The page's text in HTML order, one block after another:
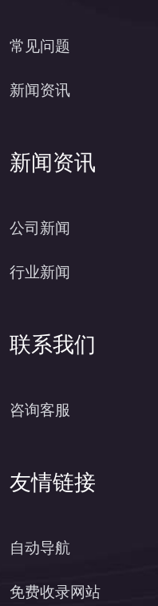
常见问题
新闻资讯
新闻资讯
公司新闻
行业新闻
联系我们
咨询客服
友情链接
自动导航
免费收录网站